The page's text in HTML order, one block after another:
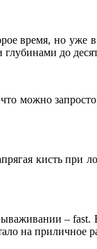
время, но
до
можно
кисть
–
на приличное